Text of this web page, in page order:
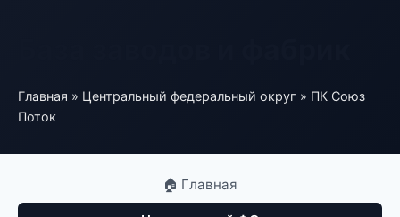
Главная » Центральный федеральный округ » ПК Союз
Поток
🏠 Главная